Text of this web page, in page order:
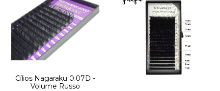
Cílios Nagaraku 0.07D -
Volume Russo